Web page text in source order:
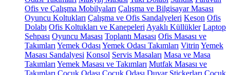
Ofis ve Çalışma Mobilyaları Çalışma ve Bilgisayar Masası
Oyuncu Koltukları Çalışma ve Ofis Sandalyeleri Keson Ofis
Dolabı Ofis Koltukları ve Kanepeleri Ayaklı Küllükler Laptop
Sehpası Oyuncu Masası Toplantı Masası Ofis Masası ve
Takımları Yemek Odası Yemek Odası Takımları Vitrin Yemek
Masası Sandalyesi Konsol Servis Masaları Masa ve Masa
Takımları Yemek Masası ve Takımları Mutfak Masası ve
Takımları Çocuk Odası Çocuk Odası Duvar Stickerları Çocuk